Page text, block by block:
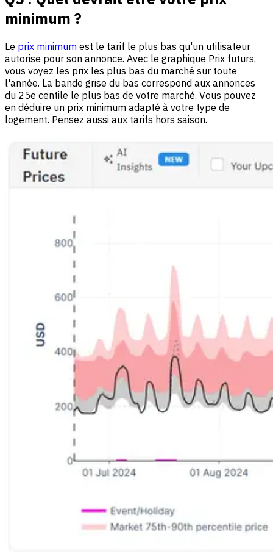
minimum ?
Le prix minimum est le tarif le plus bas qu'un utilisateur
autorise pour son annonce. Avec le graphique Prix futurs,
vous voyez les prix les plus bas du marché sur toute
l'année. La bande grise du bas correspond aux annonces
du 25e centile le plus bas de votre marché. Vous pouvez
en déduire un prix minimum adapté à votre type de
logement. Pensez aussi aux tarifs hors saison.